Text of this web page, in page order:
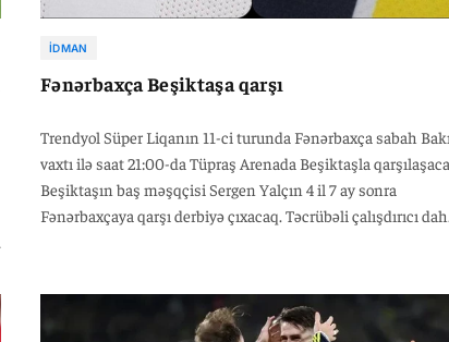
İDMAN
Fənərbaxça Beşiktaşa qarşı
Trendyol Süper Liqanın 11-ci turunda Fənərbaxça sabah
vaxtı ilə saat 21:00-da Tüpraş Arenada Beşiktaşla
Beşiktaşın baş məşqçisi Sergen Yalçın 4 il 7 ay sonra
Fənərbaxçaya qarşı derbiyə çıxacaq. Təcrübəli çalışdırıcı